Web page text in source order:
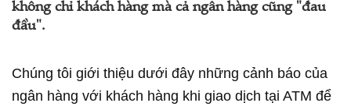
không chỉ khách hàng mà cả ngân hàng cũng "đau
đầu".
Chúng tôi giới thiệu dưới đây những cảnh báo của
ngân hàng với khách hàng khi giao dịch tại ATM để